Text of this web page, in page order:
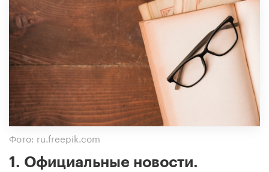
Фото: ru.freepik.com
1. Официальные новости.